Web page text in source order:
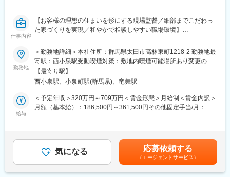
■ ポジションの魅力
系統蓄電池という新しい商品を扱うため、
0からフローを構築することもあります。
みんなで意見を出し合って事業を推進するため、
■ 株式会社グリーンエナジー・ライフについて
株式会社グリーンエナジー・ライフは、
東証グロース上場のグリーンエナジー＆カンパニーグループに属
再生可能エネルギーと住まいを融合したサービスを展開する中核
企業です。グループは、太陽光発電や系統用蓄電所、ネットゼ
中期経営計画「Green300」においては、開発数の最大化と蓄電池
事業の拡大を柱とし、再生可能エネルギーを社会インフラとして
定着させる成長戦略を推進しています。 当社はその中で、住ま
い・資産・エネルギーを組み合わせた独自の価値提供を通じ、顧
仕事内容
【お客様の理想の住まいを形にする現場監督／細部までこだわっ
た家づくりを実現／和やかで相談しやすい職場環境】
■業務内容
現場監督として、注文住宅に加えて福祉施設や工場などの建築現
場を総合的にマネジメントしていただきます。工程・品質・原
価・安全管理を中心に、お客様との打合せや仕様提案も行い、現
場監督自らが住宅の引き渡しまで担当するのが特徴です。監理技
術者・主任技術者としての経験を活かしながら、現場全体をリー
ドしていただくポジションです。
・職人・協力会社・関係者への指示出しおよび現場調整
・福祉施設・工場での監理技術者、主任技術者業務（該当資格保
勤務地
＜勤務地詳細＞本社住所：群馬県太田市高林東町1218-2 勤務地最
寄駅：西小泉駅受動喫煙対策：敷地内喫煙可能場所あり変更の範
囲：会社の定める事業所
【最寄り駅】
西小泉駅、小泉町駅(群馬県)、竜舞駅
給与
＜予定年収＞320万円～709万円＜賃金形態＞月給制＜賃金内訳＞
月額（基本給）：186,500円～361,500円その他固定手当/月：
安の金額であり、選考を通じて上下する可能性があります。月給
(月額)は固定手当を含めた表記です。
気になる 応募依頼する
（エージェントサービス）